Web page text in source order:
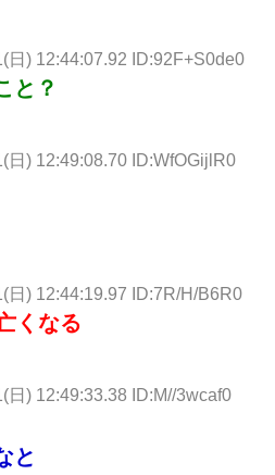
日) 12:44:07.92 ID:92F+S0de0
と？
日) 12:49:08.70 ID:WfOGijlR0
日) 12:44:19.97 ID:7R/H/B6R0
くなる
日) 12:49:33.38 ID:M//3wcaf0
と